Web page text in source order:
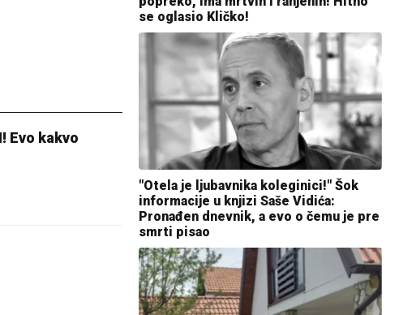
Evo kakvo
se oglasio Kličko!
"Otela je ljubavnika koleginici!" Šok
informacije u knjizi Saše Vidića:
Pronađen dnevnik, a evo o čemu je pre
smrti pisao